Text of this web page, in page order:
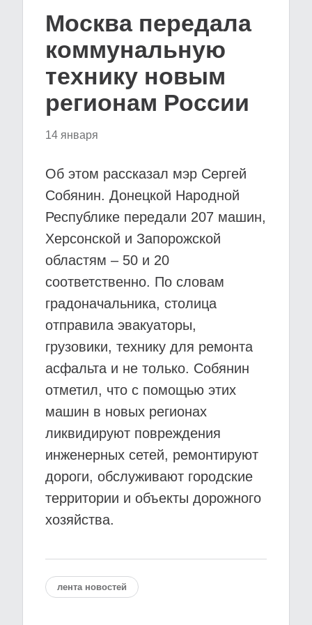
Москва передала
коммунальную
технику новым
регионам России
14 января
Об этом рассказал мэр Сергей
Собянин. Донецкой Народной
Республике передали 207 машин,
Херсонской и Запорожской
областям – 50 и 20
соответственно. По словам
градоначальника, столица
отправила эвакуаторы,
грузовики, технику для ремонта
асфальта и не только. Собянин
отметил, что с помощью этих
машин в новых регионах
ликвидируют повреждения
инженерных сетей, ремонтируют
дороги, обслуживают городские
территории и объекты дорожного
хозяйства.
лента новостей